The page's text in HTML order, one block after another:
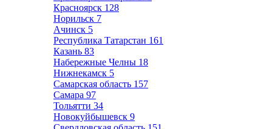
Красноярск 128
Норильск 7
Ачинск 5
Республика Татарстан 161
Казань 83
Набережные Челны 18
Нижнекамск 5
Самарская область 157
Самара 97
Тольятти 34
Новокуйбышевск 9